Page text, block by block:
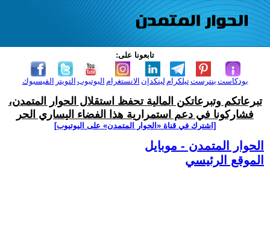
تابعونا على:
الفيسبوك التويتر اليوتيوب الانستغرام لينكدإن تيلكرامبنترست بودكاست
تبرعاتكم وتبرعاتكن المالية تحفظ استقلال الحوار المتمدن،
فشاركونا في دعم استمرارية هذا الفضاء اليساري الحر
[اشترك في قناة ‫«الحوار المتمدن» على اليوتيوب]
الحوار المتمدن - موبايل
الموقع الرئيسي